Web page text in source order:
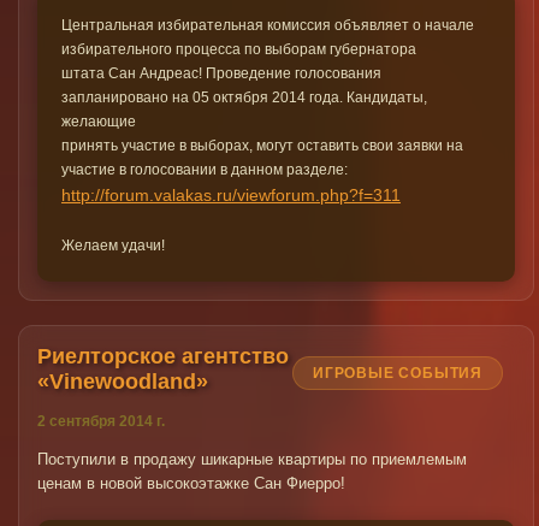
Центральная избирательная комиссия объявляет о начале
избирательного процесса по выборам губернатора
штата Сан Андреас! Проведение голосования
запланировано на 05 октября 2014 года. Кандидаты,
желающие
принять участие в выборах, могут оставить свои заявки на
участие в голосовании в данном разделе:
http://forum.valakas.ru/viewforum.php?f=311
Желаем удачи!
ИГРОВЫЕ СОБЫТИЯ
Риелторское агентство
«Vinewoodland»
2 сентября 2014 г.
Поступили в продажу шикарные квартиры по приемлемым
ценам в новой высокоэтажке Сан Фиерро!